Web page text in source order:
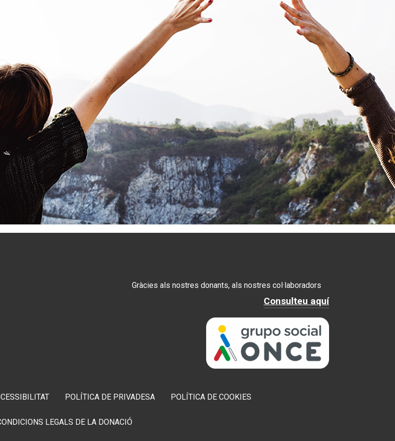
Gràcies als nostres donants, als nostres col·laboradors
Consulteu aquí
POLÍTICA DE PRIVADESA POLÍTICA DE COOKIES
LEGALS DE LA DONACIÓ